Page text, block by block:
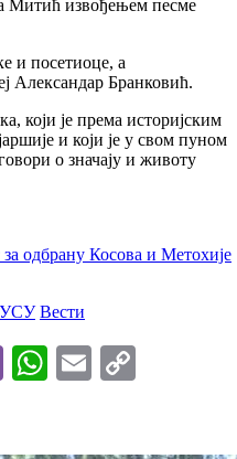
Митић извођењем песме
и посетиоце, а
Александар Бранковић.
који је према историјским
и који је у свом пуном
о значају и животу
одбрану Косова и Метохије
Вести
ViberWhatsApp
Email